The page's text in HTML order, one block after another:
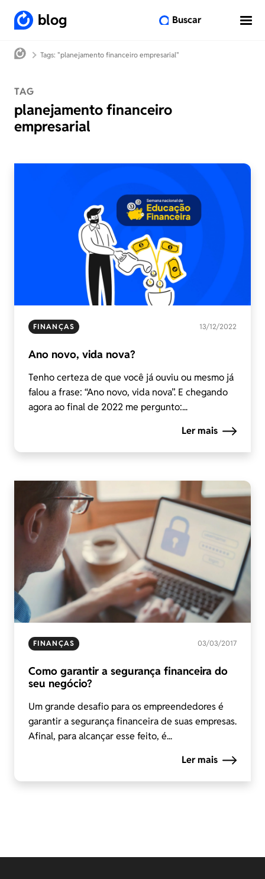
blog Buscar
Tags: "planejamento financeiro empresarial"
TAG
planejamento financeiro
empresarial
FINANÇAS 13/12/2022
Ano novo, vida nova?
Tenho certeza de que você já ouviu ou mesmo já
falou a frase: “Ano novo, vida nova”. E chegando
agora ao final de 2022 me pergunto:...
Ler mais
FINANÇAS 03/03/2017
Como garantir a segurança financeira do
seu negócio?
Um grande desafio para os empreendedores é
garantir a segurança financeira de suas empresas.
Afinal, para alcançar esse feito, é...
Ler mais